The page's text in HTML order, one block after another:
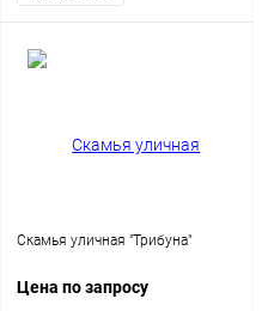
Скамья уличная "Трибуна"
Цена по запросу